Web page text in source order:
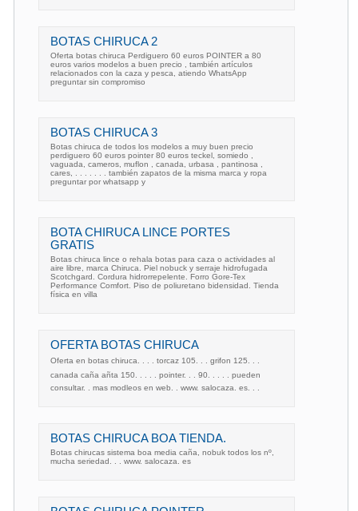
BOTAS CHIRUCA 2
Oferta botas chiruca Perdiguero 60 euros POINTER a 80
euros varios modelos a buen precio , también artículos
relacionados con la caza y pesca, atiendo WhatsApp
preguntar sin compromiso
BOTAS CHIRUCA 3
Botas chiruca de todos los modelos a muy buen precio
perdiguero 60 euros pointer 80 euros teckel, somiedo ,
vaguada, cameros, muflon , canada, urbasa , pantinosa ,
cares, . . . . . . . también zapatos de la misma marca y ropa
preguntar por whatsapp y
BOTA CHIRUCA LINCE PORTES
GRATIS
Botas chiruca lince o rehala botas para caza o actividades al
aire libre, marca Chiruca. Piel nobuck y serraje hidrofugada
Scotchgard. Cordura hidrorrepelente. Forro Gore-Tex
Performance Comfort. Piso de poliuretano bidensidad. Tienda
física en villa
OFERTA BOTAS CHIRUCA
Oferta en botas chiruca. . . . torcaz 105. . . grifon 125. . .
canada caña añta 150. . . . . pointer. . . 90. . . . . pueden
consultar. . mas modleos en web. . www. salocaza. es. . .
BOTAS CHIRUCA BOA TIENDA.
Botas chirucas sistema boa media caña, nobuk todos los nº,
mucha seriedad. . . www. salocaza. es